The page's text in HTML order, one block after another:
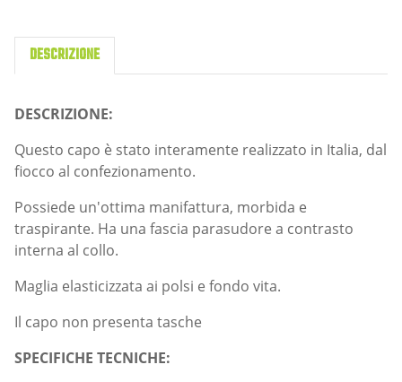
DESCRIZIONE
DESCRIZIONE:
Questo capo è stato interamente realizzato in Italia, dal
fiocco al confezionamento.
Possiede un'ottima manifattura, morbida e
traspirante. Ha una fascia parasudore a contrasto
interna al collo.
Maglia elasticizzata ai polsi e fondo vita.
Il capo non presenta tasche
SPECIFICHE TECNICHE: